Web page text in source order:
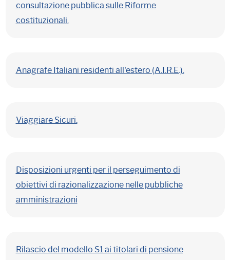
consultazione pubblica sulle Riforme
costituzionali.
Anagrafe Italiani residenti all'estero (A.I.R.E.).
Viaggiare Sicuri.
Disposizioni urgenti per il perseguimento di
obiettivi di razionalizzazione nelle pubbliche
amministrazioni
Rilascio del modello S1 ai titolari di pensione